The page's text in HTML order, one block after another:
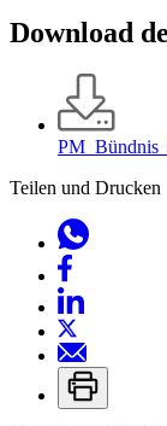
Download
Teilen und Drucken